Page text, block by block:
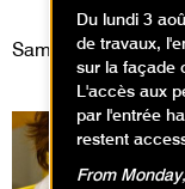
Samedi 29
Du lundi 3
de travaux,
sur la façade
L'accès aux
par l'entrée
restent
From